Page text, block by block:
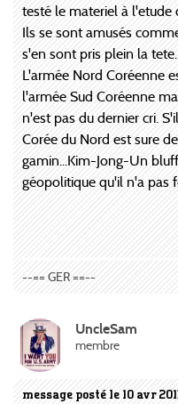
testé le materiel à l'etude
Ils se sont amusés
s'en sont pris plein la tete.
L'armée Nord Coréenne
l'armée Sud Coréenne
n'est pas du dernier cri.
Corée du Nord est sure
gamin...Kim-Jong-Un
géopolitique qu'il n'a pas
--== GER ==--
message posté le 10 avr
UncleSam
membre